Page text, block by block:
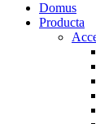
Domus
Producta